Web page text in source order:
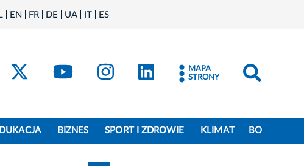
EN FR DE UA IT ES
Kraków - X
Kraków - YouTube
Kraków - Instagram
Kraków - LinkedIn
MAPA
STRONY
BIZNES SPORT I ZDROWIE KLIMAT BO